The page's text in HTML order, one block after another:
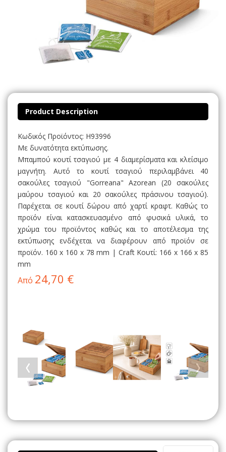
Product Description
Κωδικός Προϊόντος: H93996
Με δυνατότητα εκτύπωσης.
Μπαμπού κουτί τσαγιού με 4 διαμερίσματα και κλείσιμο
μαγνήτη. Αυτό το κουτί τσαγιού περιλαμβάνει 40
σακούλες τσαγιού "Gorreana" Azorean (20 σακούλες
μαύρου τσαγιού και 20 σακούλες πράσινου τσαγιού).
Παρέχεται σε κουτί δώρου από χαρτί κραφτ. Καθώς το
προϊόν είναι κατασκευασμένο από φυσικά υλικά, το
χρώμα του προϊόντος καθώς και το αποτέλεσμα της
εκτύπωσης ενδέχεται να διαφέρουν από προϊόν σε
προϊόν. 160 x 160 x 78 mm | Craft Κουτί: 166 x 166 x 85
mm
Από 24,70 €